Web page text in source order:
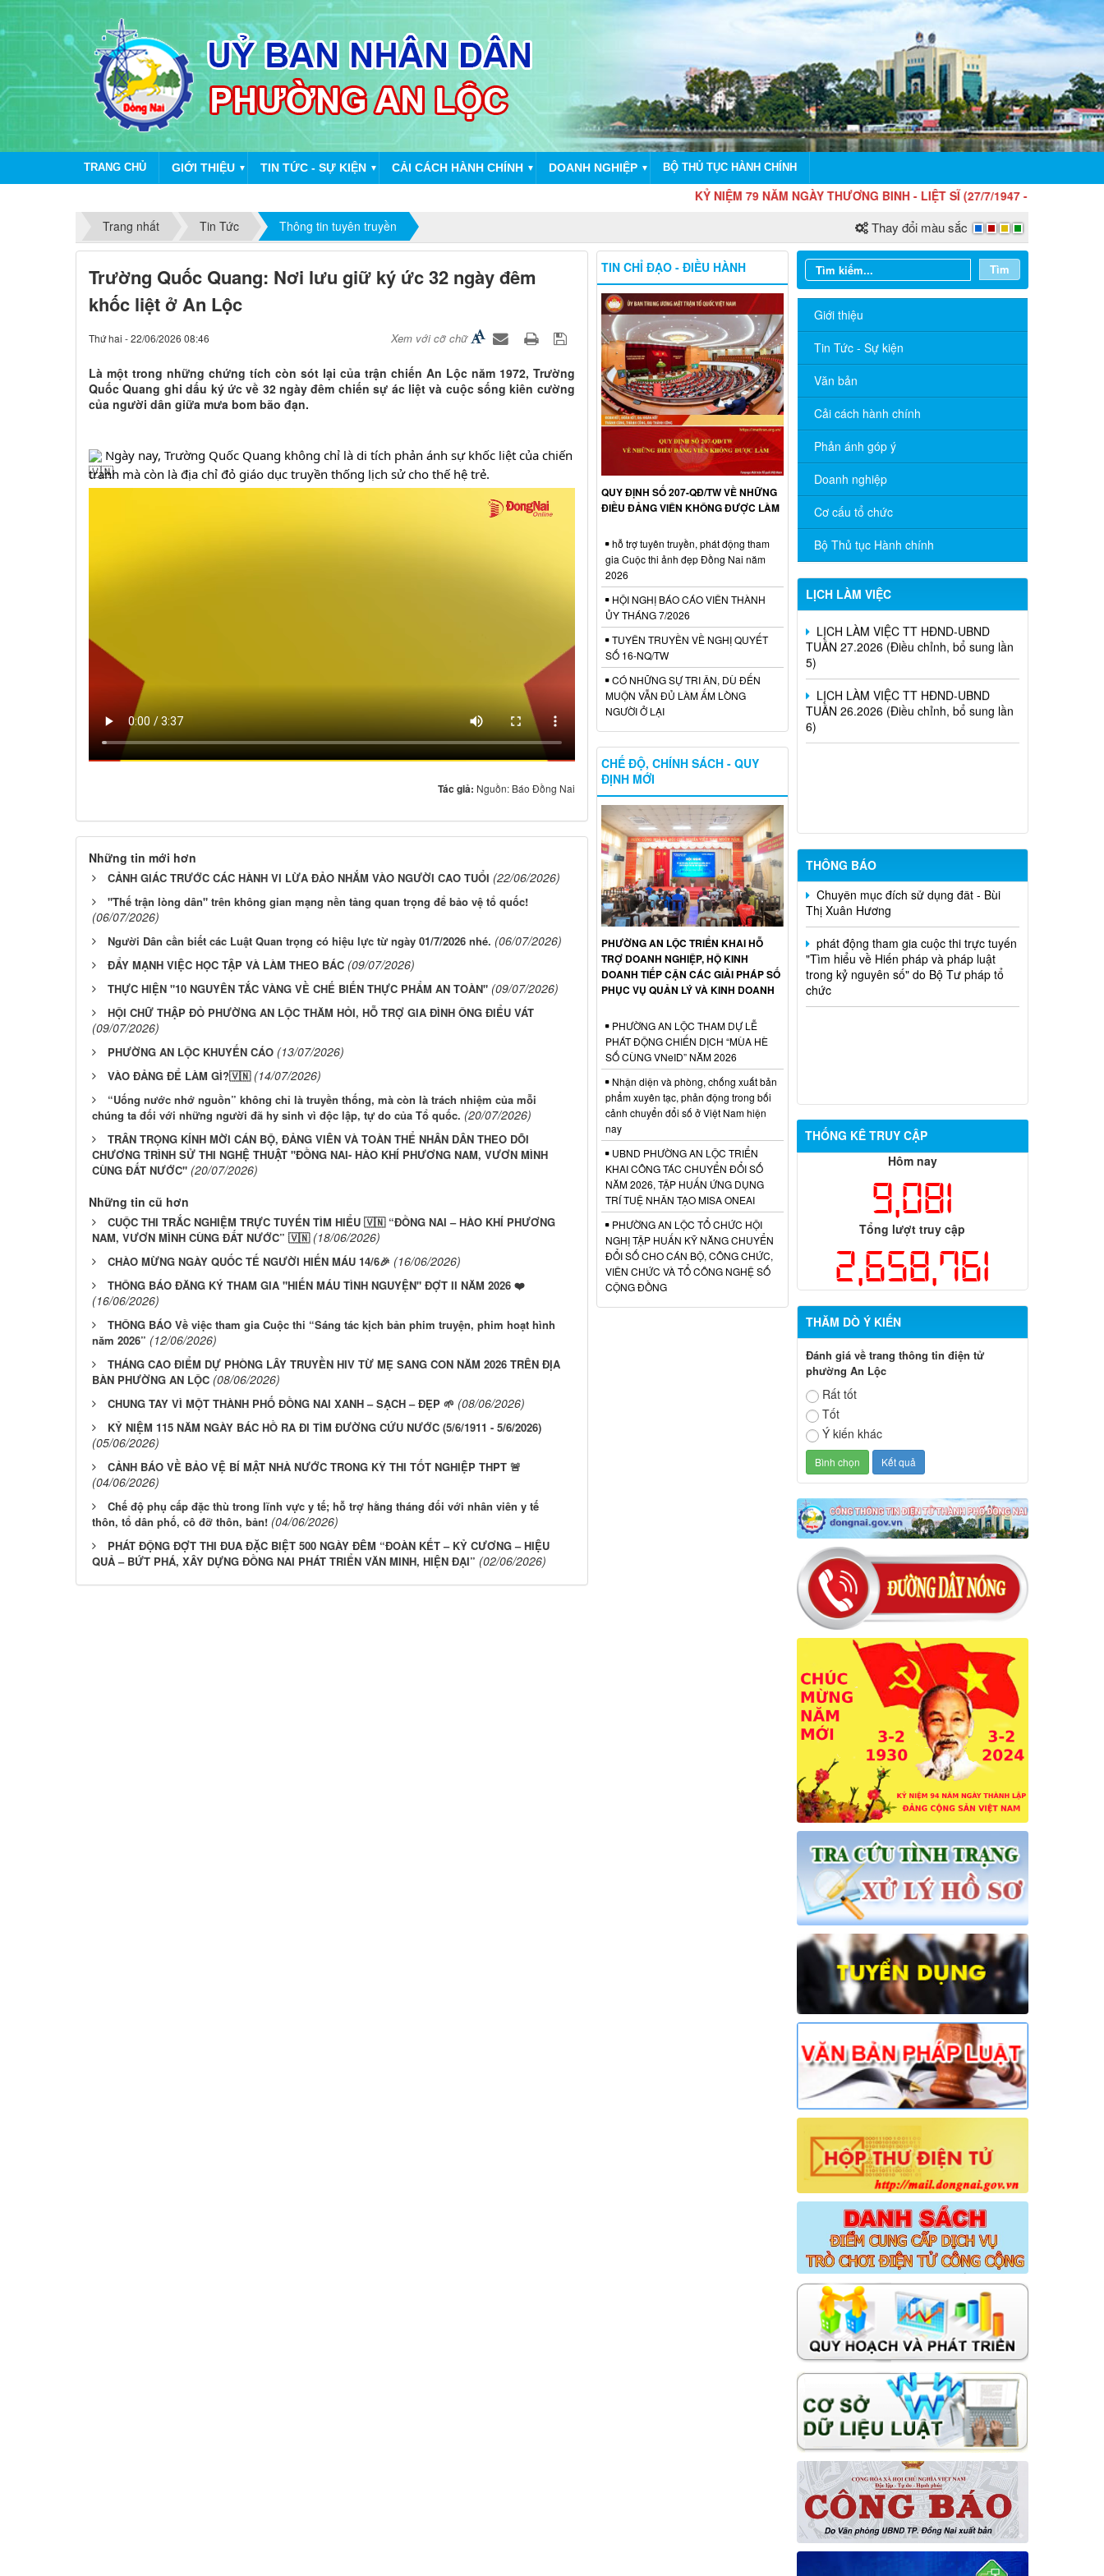
TRANG CHỦ GIỚI THIỆU ▼ TIN TỨC - SỰ KIỆN ▼ CẢI CÁCH HÀNH CHÍNH ▼ DOANH NGHIỆP ▼ BỘ THỦ TỤC HÀNH CHÍNH
KỶ NIỆM 79 NĂM NGÀY THƯƠNG BINH - LIỆT SĨ (27/7/1947 - 27/7/2026)
Trang nhất
Tin Tức Thông tin tuyên truyền Thay đổi màu sắc
Trường Quốc Quang: Nơi lưu giữ ký ức 32 ngày đêm
khốc liệt ở An Lộc
Thứ hai - 22/06/2026 08:46 Xem với cỡ chữ
Là một trong những chứng tích còn sót lại của trận chiến An Lộc năm 1972, Trường
Quốc Quang ghi dấu ký ức về 32 ngày đêm chiến sự ác liệt và cuộc sống kiên cường
của người dân giữa mưa bom bão đạn.
Ngày nay, Trường Quốc Quang không chỉ là di tích phản ánh sự khốc liệt của chiến
tranh mà còn là địa chỉ đỏ giáo dục truyền thống lịch sử cho thế hệ trẻ.
Tác giả: Nguồn: Báo Đồng Nai
Những tin mới hơn
CẢNH GIÁC TRƯỚC CÁC HÀNH VI LỪA ĐẢO NHẮM VÀO NGƯỜI CAO TUỔI (22/06/2026)
"Thế trận lòng dân" trên không gian mạng nền tảng quan trọng để bảo vệ tổ quốc!
(06/07/2026)
Người Dân cần biết các Luật Quan trọng có hiệu lực từ ngày 01/7/2026 nhé. (06/07/2026)
ĐẨY MẠNH VIỆC HỌC TẬP VÀ LÀM THEO BÁC (09/07/2026)
THỰC HIỆN "10 NGUYÊN TẮC VÀNG VỀ CHẾ BIẾN THỰC PHẨM AN TOÀN" (09/07/2026)
HỘI CHỮ THẬP ĐỎ PHƯỜNG AN LỘC THĂM HỎI, HỖ TRỢ GIA ĐÌNH ÔNG ĐIỂU VÁT
(09/07/2026)
PHƯỜNG AN LỘC KHUYẾN CÁO (13/07/2026)
VÀO ĐẢNG ĐỂ LÀM GÌ?🇻🇳 (14/07/2026)
“Uống nước nhớ nguồn” không chỉ là truyền thống, mà còn là trách nhiệm của mỗi
chúng ta đối với những người đã hy sinh vì độc lập, tự do của Tổ quốc. (20/07/2026)
TRÂN TRỌNG KÍNH MỜI CÁN BỘ, ĐẢNG VIÊN VÀ TOÀN THỂ NHÂN DÂN THEO DÕI
CHƯƠNG TRÌNH SỬ THI NGHỆ THUẬT "ĐỒNG NAI- HÀO KHÍ PHƯƠNG NAM, VƯƠN MÌNH
CÙNG ĐẤT NƯỚC" (20/07/2026)
Những tin cũ hơn
CUỘC THI TRẮC NGHIỆM TRỰC TUYẾN TÌM HIỂU 🇻🇳 “ĐỒNG NAI – HÀO KHÍ PHƯƠNG
NAM, VƯƠN MÌNH CÙNG ĐẤT NƯỚC” 🇻🇳 (18/06/2026)
CHÀO MỪNG NGÀY QUỐC TẾ NGƯỜI HIẾN MÁU 14/6🎉 (16/06/2026)
THÔNG BÁO ĐĂNG KÝ THAM GIA "HIẾN MÁU TÌNH NGUYỆN" ĐỢT II NĂM 2026 ❤️
(16/06/2026)
THÔNG BÁO Về việc tham gia Cuộc thi “Sáng tác kịch bản phim truyện, phim hoạt hình
năm 2026” (12/06/2026)
THÁNG CAO ĐIỂM DỰ PHÒNG LÂY TRUYỀN HIV TỪ MẸ SANG CON NĂM 2026 TRÊN ĐỊA
BÀN PHƯỜNG AN LỘC (08/06/2026)
CHUNG TAY VÌ MỘT THÀNH PHỐ ĐỒNG NAI XANH – SẠCH – ĐẸP 🌱 (08/06/2026)
KỶ NIỆM 115 NĂM NGÀY BÁC HỒ RA ĐI TÌM ĐƯỜNG CỨU NƯỚC (5/6/1911 - 5/6/2026)
(05/06/2026)
CẢNH BÁO VỀ BẢO VỆ BÍ MẬT NHÀ NƯỚC TRONG KỲ THI TỐT NGHIỆP THPT 🚨
(04/06/2026)
Chế độ phụ cấp đặc thù trong lĩnh vực y tế; hỗ trợ hằng tháng đối với nhân viên y tế
thôn, tổ dân phố, cô đỡ thôn, bản! (04/06/2026)
PHÁT ĐỘNG ĐỢT THI ĐUA ĐẶC BIỆT 500 NGÀY ĐÊM “ĐOÀN KẾT – KỶ CƯƠNG – HIỆU
QUẢ – BỨT PHÁ, XÂY DỰNG ĐỒNG NAI PHÁT TRIỂN VĂN MINH, HIỆN ĐẠI” (02/06/2026)
Tìm
Giới thiệu
Tin Tức - Sự kiện
Văn bản
Cải cách hành chính
Phản ánh góp ý
Doanh nghiệp
Cơ cấu tổ chức
Bộ Thủ tục Hành chính
LỊCH LÀM VIỆC
LỊCH LÀM VIỆC TT HĐND-UBND
TUẦN 30.2026 (Điều chỉnh, bổ sung lần
4)
LỊCH LÀM VIỆC TT HĐND-UBND
TUẦN 28.2026 (Điều chỉnh, bổ sung lần
6)
LỊCH LÀM VIỆC TT HĐND-UBND
TUẦN 27.2026 (Điều chỉnh, bổ sung lần
5)
LỊCH LÀM VIỆC TT HĐND-UBND
TUẦN 26.2026 (Điều chỉnh, bổ sung lần
6)
THÔNG BÁO
Quyết định chuyển mục đích - nguyễn
văn nhân
Chuyển mục đích sử dụng đất - Bùi
Thị Xuân Hương
phát động tham gia cuộc thi trực tuyến
"Tìm hiểu về Hiến pháp và pháp luật
trong kỷ nguyên số" do Bộ Tư pháp tổ
chức
THỐNG KÊ TRUY CẬP
Hôm nay
9,081
Tổng lượt truy cập
2,658,761
THĂM DÒ Ý KIẾN
Đánh giá về trang thông tin điện tử
phường An Lộc
Rất tốt
Tốt
Ý kiến khác
TIN CHỈ ĐẠO - ĐIỀU HÀNH
QUY ĐỊNH SỐ 207-QĐ/TW VỀ NHỮNG
ĐIỀU ĐẢNG VIÊN KHÔNG ĐƯỢC LÀM
hỗ trợ tuyên truyền, phát động tham
gia Cuộc thi ảnh đẹp Đồng Nai năm
2026
HỘI NGHỊ BÁO CÁO VIÊN THÀNH
ỦY THÁNG 7/2026
TUYÊN TRUYỀN VỀ NGHỊ QUYẾT
SỐ 16-NQ/TW
CÓ NHỮNG SỰ TRI ÂN, DÙ ĐẾN
MUỘN VẪN ĐỦ LÀM ẤM LÒNG
NGƯỜI Ở LẠI
CHẾ ĐỘ, CHÍNH SÁCH - QUY
ĐỊNH MỚI
PHƯỜNG AN LỘC TRIỂN KHAI HỖ
TRỢ DOANH NGHIỆP, HỘ KINH
DOANH TIẾP CẬN CÁC GIẢI PHÁP SỐ
PHỤC VỤ QUẢN LÝ VÀ KINH DOANH
PHƯỜNG AN LỘC THAM DỰ LỄ
PHÁT ĐỘNG CHIẾN DỊCH “MÙA HÈ
SỐ CÙNG VNeID” NĂM 2026
Nhận diện và phòng, chống xuất bản
phẩm xuyên tạc, phản động trong bối
cảnh chuyển đổi số ở Việt Nam hiện
nay
UBND PHƯỜNG AN LỘC TRIỂN
KHAI CÔNG TÁC CHUYỂN ĐỔI SỐ
NĂM 2026, TẬP HUẤN ỨNG DỤNG
TRÍ TUỆ NHÂN TẠO MISA ONEAI
PHƯỜNG AN LỘC TỔ CHỨC HỘI
NGHỊ TẬP HUẤN KỸ NĂNG CHUYỂN
ĐỔI SỐ CHO CÁN BỘ, CÔNG CHỨC,
VIÊN CHỨC VÀ TỔ CÔNG NGHỆ SỐ
CỘNG ĐỒNG